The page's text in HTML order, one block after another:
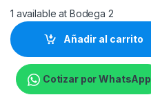
1 available at Bodega 2
Añadir al carrito
Cotizar por WhatsApp